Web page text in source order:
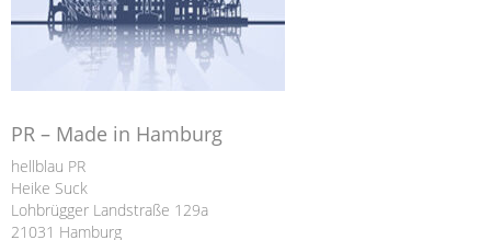
PR – Made in Hamburg
hellblau PR
Heike Suck
Lohbrügger Landstraße 129a
21031 Hamburg